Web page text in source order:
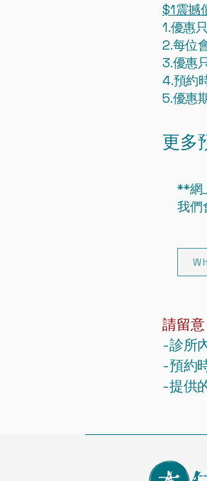
$1震撼
1.優惠
2.每位
3.優惠
4.預約
5.優惠
更多
**網
我們
請留意
-診所
-預約
-提供